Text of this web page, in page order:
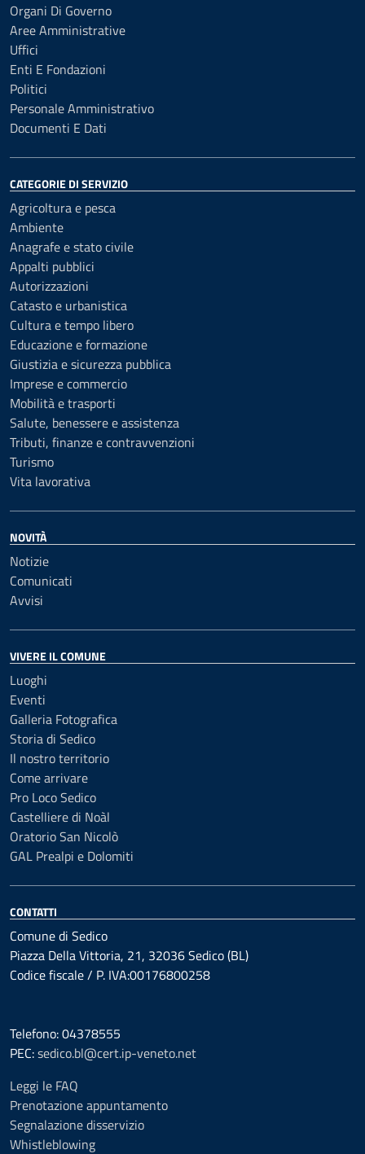
Organi Di Governo
Aree Amministrative
Uffici
Enti E Fondazioni
Politici
Personale Amministrativo
Documenti E Dati
CATEGORIE DI SERVIZIO
Agricoltura e pesca
Ambiente
Anagrafe e stato civile
Appalti pubblici
Autorizzazioni
Catasto e urbanistica
Cultura e tempo libero
Educazione e formazione
Giustizia e sicurezza pubblica
Imprese e commercio
Mobilità e trasporti
Salute, benessere e assistenza
Tributi, finanze e contravvenzioni
Turismo
Vita lavorativa
NOVITÀ
Notizie
Comunicati
Avvisi
VIVERE IL COMUNE
Luoghi
Eventi
Galleria Fotografica
Storia di Sedico
Il nostro territorio
Come arrivare
Pro Loco Sedico
Castelliere di Noàl
Oratorio San Nicolò
GAL Prealpi e Dolomiti
CONTATTI
Comune di Sedico
Piazza Della Vittoria, 21, 32036 Sedico (BL)
Codice fiscale / P. IVA:00176800258
Telefono: 04378555
PEC:sedico.bl@cert.ip-veneto.net
Leggi le FAQ
Prenotazione appuntamento
Segnalazione disservizio
Whistleblowing